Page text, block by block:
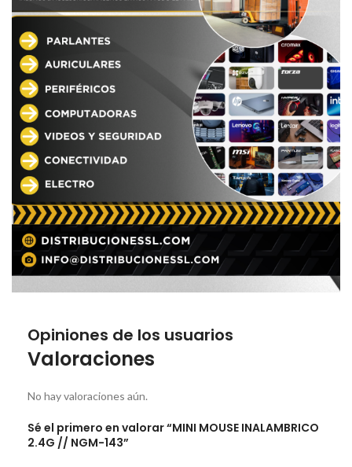
Opiniones de los usuarios
Valoraciones
No hay valoraciones aún.
Sé el primero en valorar “MINI MOUSE INALAMBRICO
2.4G // NGM-143”